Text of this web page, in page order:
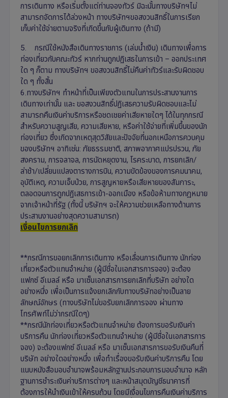
การเดินทาง หรือเริ่มตั้งแต่ท่านจองทัวร์ มิฉะนั้นทางบริษัทฯไม่
สามารถจัดการได้ล่วงหน้า ทางบริษัทฯขอสงวนสิทธิ์ในการเรียก
เก็บค่าใช้จ่ายตามจริงที่เกิดขึ้นกับผู้เดินทาง (ถ้ามี)
5. กรณีใช้หนังสือเดินทางราชการ (เล่มน้ำเงิน) เดินทางเพื่อการ
ท่องเที่ยวกับคณะทัวร์ หากท่านถูกปฏิเสธในการเข้า – ออกประเทศ
ใด ๆ ก็ตาม ทางบริษัทฯ ขอสงวนสิทธิ์ไม่คืนค่าทัวร์และรับผิดชอบ
ใด ๆ ทั้งสิ้น
6.ทางบริษัทฯ ทำหน้าที่เป็นเพียงตัวแทนในการประสานงานการ
เดินทางเท่านั้น และ ขอสงวนสิทธิ์ปฏิเสธความรับผิดชอบและไม่
สามารถคืนเงินค่าบริการหรือชดเชยค่าเสียหายใดๆ ได้ในทุกกรณี
สำหรับความสูญเสีย, ความเสียหาย, หรือค่าใช้จ่ายที่เพิ่มขึ้นของนัก
ท่องเที่ยว ซึ่งเกิดจากเหตุสุดวิสัยและปัจจัยที่นอกเหนือการควบคุม
ของบริษัทฯ อาทิเช่น: ภัยธรรมชาติ, สภาพอากาศแปรปรวน, ภัย
สงคราม, การจลาจล, การนัดหยุดงาน, โรคระบาด, การยกเลิก/
ล่าช้า/เปลี่ยนแปลงตารางการบิน, ความขัดข้องของการคมนาคม,
อุบัติเหตุ, ความเจ็บป่วย, การสูญหายหรือเสียหายของสัมภาระ,
ตลอดจนการถูกปฏิเสธการเข้า-ออกเมือง หรือข้อห้ามทางกฎหมาย
จากเจ้าหน้าที่รัฐ (ทั้งนี้ บริษัทฯ จะให้ความช่วยเหลือทางด้านการ
ประสานงานอย่างสุดความสามารถ)
เงื่อนไขการยกเลิก
**กรณีการขอยกเลิกการเดินทาง หรือเลื่อนการเดินทาง นักท่อง
เที่ยวหรือตัวแทนจำหน่าย (ผู้มีชื่อในเอกสารการจอง) จะต้อง
แฟกซ์ อีเมลล์ หรือ มาเซ็นเอกสารการยกเลิกที่บริษัท อย่างใด
อย่างหนึ่ง เพื่อเป็นการแจ้งยกเลิกกับทางบริษัทอย่างเป็นลาย
ลักษณ์อักษร (ทางบริษัทไม่ขอรับยกเลิกการจอง ผ่านทาง
โทรศัพท์ไม่ว่ากรณีใดๆ)
**กรณีนักท่องเที่ยวหรือตัวแทนจำหน่าย ต้องการขอรับเงินค่า
บริการคืน นักท่องเที่ยวหรือตัวแทนจำหน่าย (ผู้มีชื่อในเอกสารการ
จอง) จะต้องแฟกซ์ อีเมลล์ หรือ มาเซ็นเอกสารการขอรับเงินคืนที่
บริษัท อย่างใดอย่างหนึ่ง เพื่อทำเรื่องขอรับเงินค่าบริการคืน โดย
แนบหนังสือมอบอำนาจพร้อมหลักฐานประกอบการมอบอำนาจ หลัก
ฐานการชำระเงินค่าบริการต่างๆ และหน้าสมุดบัญชีธนาคารที่
ต้องการให้นำเงินเข้าให้ครบถ้วน โดยมีเงื่อนไขการคืนเงินค่าบริการ